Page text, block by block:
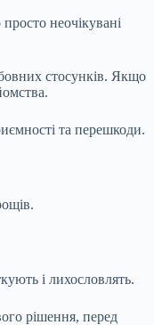
неочікувані
стосунків. Якщо
та перешкоди.
і лихословлять.
рішення, перед